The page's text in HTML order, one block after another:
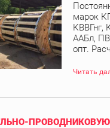
марок
КВВГнг,
ААБл,
опт.
Читать